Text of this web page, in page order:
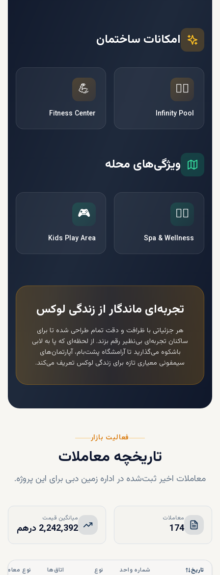
امکانات ساختمان
🏊‍♂️
Infinity Pool
💪
Fitness Center
ویژگی‌های محله
🧘‍♀️
Spa & Wellness
🎮
Kids Play Area
تجربه‌ای ماندگار از زندگی لوکس
هر جزئیاتی با ظرافت و دقت تمام طراحی شده تا برای
ساکنان تجربه‌ای بی‌نظیر رقم بزند. از لحظه‌ای که پا به لابی
باشکوه می‌گذارید تا آرامشگاه پشت‌بام، آپارتمان‌های
سیمفونی معیاری تازه برای زندگی لوکس تعریف می‌کند.
فعالیت بازار
تاریخچه معاملات
معاملات اخیر ثبت‌شده در اداره زمین دبی برای این پروژه.
معاملات
174
میانگین قیمت
2,242,392 درهم
تاریخ شماره واحد نوع اتاق‌ها نوع معامله